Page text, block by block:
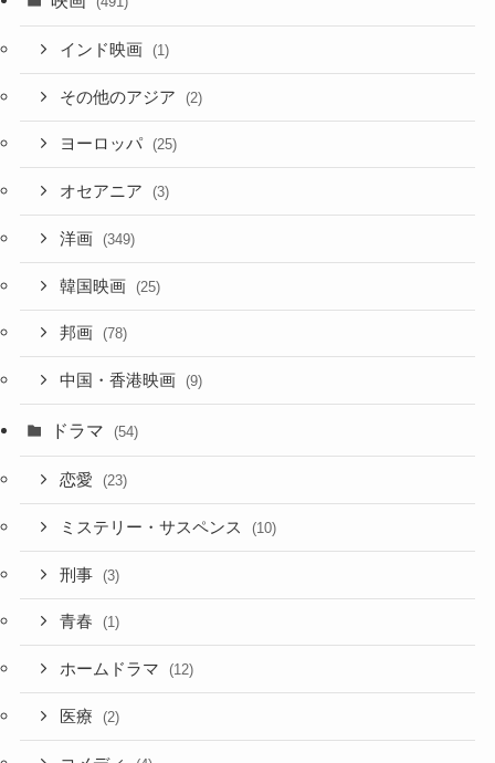
インド映画 (1)
その他のアジア (2)
ヨーロッパ (25)
オセアニア (3)
洋画 (349)
韓国映画 (25)
邦画 (78)
中国・香港映画 (9)
ドラマ (54)
恋愛 (23)
ミステリー・サスペンス (10)
刑事 (3)
青春 (1)
ホームドラマ (12)
医療 (2)